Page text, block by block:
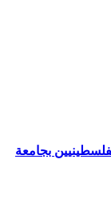
بجامعة